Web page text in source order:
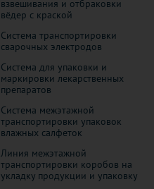
взвешивания и отбраковки
вёдер с краской
Система транспортировки
сварочных электродов
Система для упаковки и
маркировки лекарственных
препаратов
Система межэтажной
транспортировки упаковок
влажных салфеток
Линия межэтажной
транспортировки коробов на
укладку продукции и упаковку